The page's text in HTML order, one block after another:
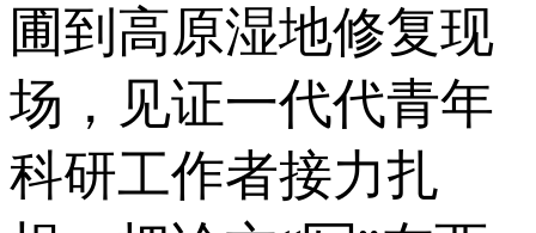
圃到高原湿地修复现
场，见证一代代青年
科研工作者接力扎